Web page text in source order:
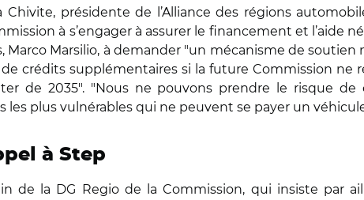
présidente de l’Alliance des régions
à s’engager à assurer le financement et l’aide
Marco Marsilio, à demander "un mécanisme de
crédits supplémentaires si la future Commission ne
de 2035". "Nous ne pouvons prendre le risque de
les plus vulnérables qui ne peuvent se payer un
à Step
de la DG Regio de la Commission, qui insiste par